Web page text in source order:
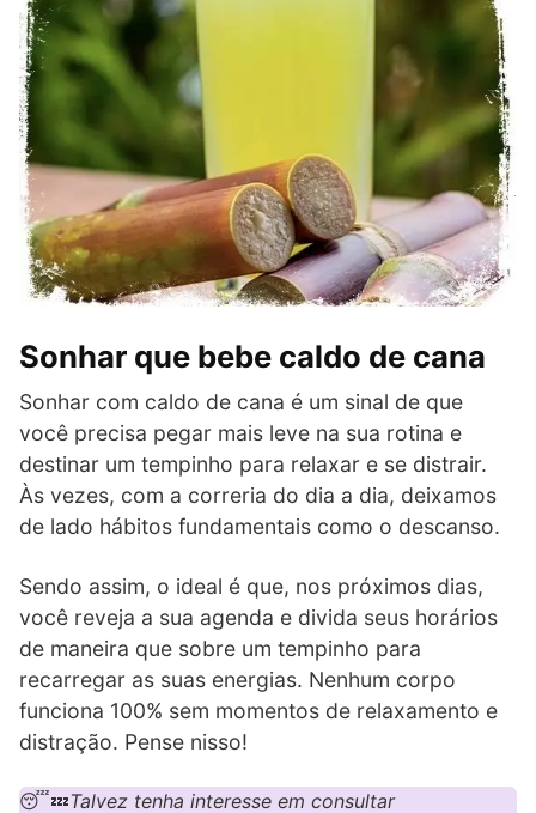
Sonhar que bebe caldo de cana
Sonhar com caldo de cana é um sinal de que
você precisa pegar mais leve na sua rotina e
destinar um tempinho para relaxar e se distrair.
Às vezes, com a correria do dia a dia, deixamos
de lado hábitos fundamentais como o descanso.
Sendo assim, o ideal é que, nos próximos dias,
você reveja a sua agenda e divida seus horários
de maneira que sobre um tempinho para
recarregar as suas energias. Nenhum corpo
funciona 100% sem momentos de relaxamento e
distração. Pense nisso!
😴💤Talvez tenha interesse em consultar